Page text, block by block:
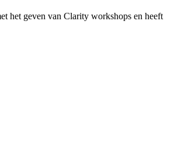
het geven van Clarity workshops en heeft